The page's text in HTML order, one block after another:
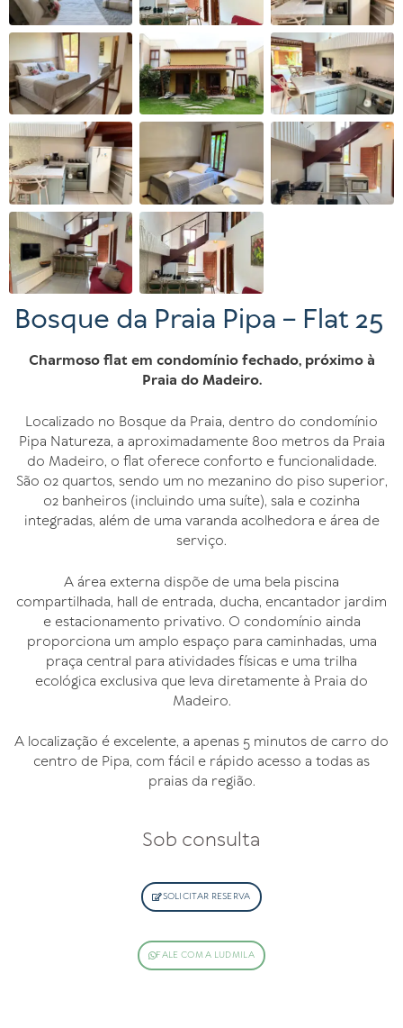
Bosque da Praia Pipa – Flat 25
Charmoso flat em condomínio fechado, próximo à
Praia do Madeiro.
Localizado no Bosque da Praia, dentro do condomínio
Pipa Natureza, a aproximadamente 800 metros da Praia
do Madeiro, o flat oferece conforto e funcionalidade.
São 02 quartos, sendo um no mezanino do piso superior,
02 banheiros (incluindo uma suíte), sala e cozinha
integradas, além de uma varanda acolhedora e área de
serviço.
A área externa dispõe de uma bela piscina
compartilhada, hall de entrada, ducha, encantador jardim
e estacionamento privativo. O condomínio ainda
proporciona um amplo espaço para caminhadas, uma
praça central para atividades físicas e uma trilha
ecológica exclusiva que leva diretamente à Praia do
Madeiro.
A localização é excelente, a apenas 5 minutos de carro do
centro de Pipa, com fácil e rápido acesso a todas as
praias da região.
Sob consulta
SOLICITAR RESERVA
FALE COM A LUDMILA